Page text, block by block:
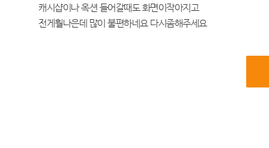
캐시샵이나 옥션 들어갈때도 화면이작아지고
전게훨나은데 많이 불편하네요 다시좀해주세요